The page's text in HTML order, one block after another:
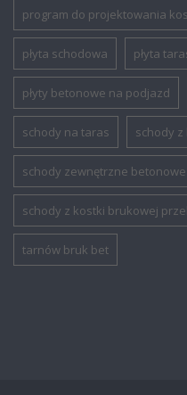
program do projektowania
płyta schodowa płyta
płyty betonowe na podjazd
schody na taras schody
schody zewnętrzne betonowe
schody z kostki brukowej
tarnów bruk bet